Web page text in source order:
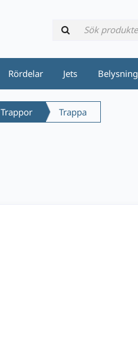
Rördelar Jets Belysning
Trappor Trappa